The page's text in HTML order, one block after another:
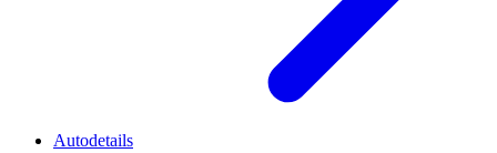
Autodetails